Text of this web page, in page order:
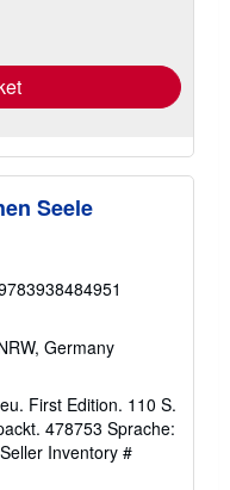
Seele
Germany
First Edition. 110 S.
478753 Sprache:
Seller Inventory #